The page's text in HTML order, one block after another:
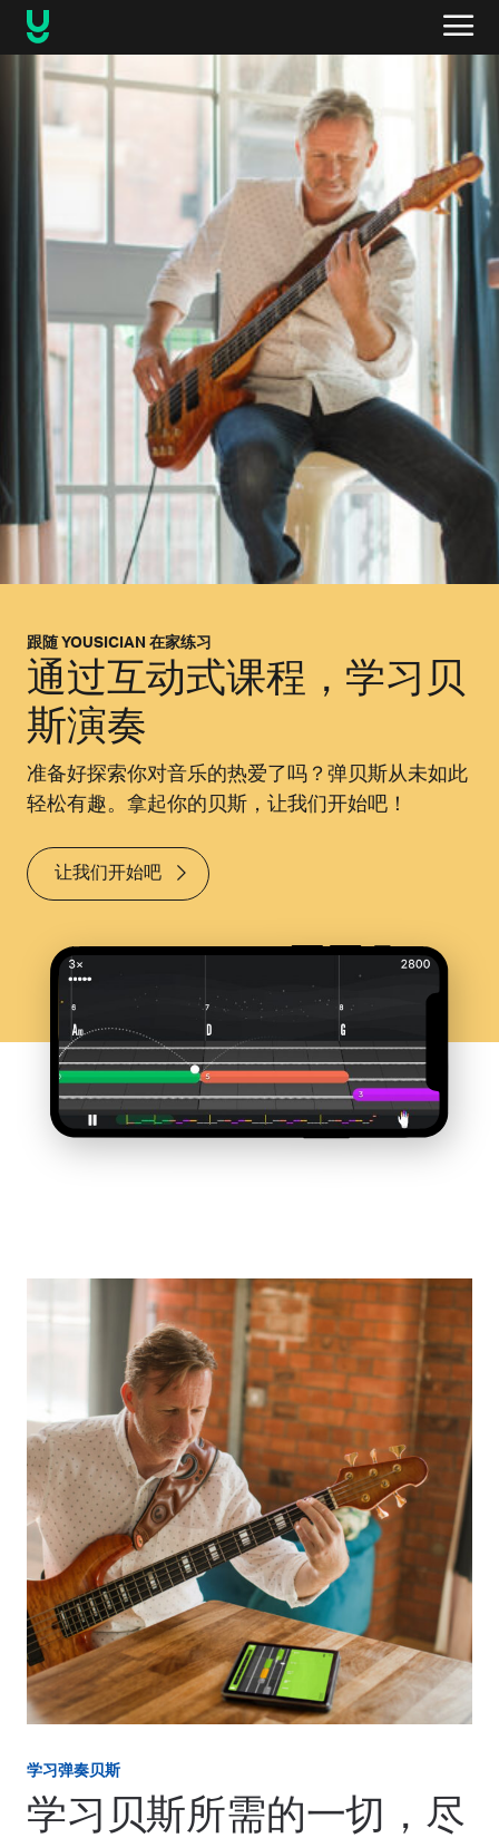
跟随 YOUSICIAN 在家练习
通过互动式课程，学习贝
斯演奏
准备好探索你对音乐的热爱了吗？弹贝斯从未如此
轻松有趣。拿起你的贝斯，让我们开始吧！
让我们开始吧
学习弹奏贝斯
学习贝斯所需的一切，尽